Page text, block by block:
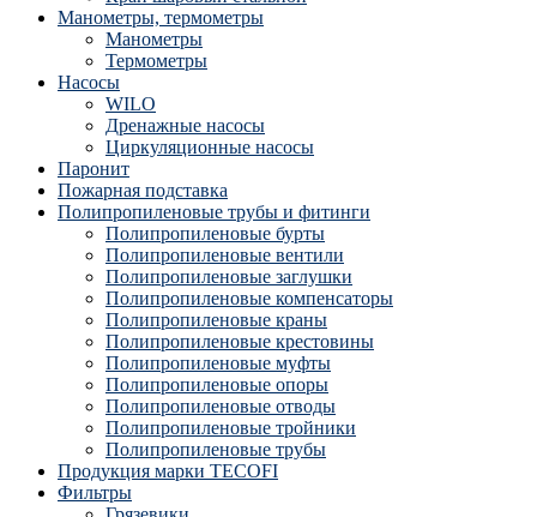
Манометры, термометры
Манометры
Термометры
Насосы
WILO
Дренажные насосы
Циркуляционные насосы
Паронит
Пожарная подставка
Полипропиленовые трубы и фитинги
Полипропиленовые бурты
Полипропиленовые вентили
Полипропиленовые заглушки
Полипропиленовые компенсаторы
Полипропиленовые краны
Полипропиленовые крестовины
Полипропиленовые муфты
Полипропиленовые опоры
Полипропиленовые отводы
Полипропиленовые тройники
Полипропиленовые трубы
Продукция марки TECOFI
Фильтры